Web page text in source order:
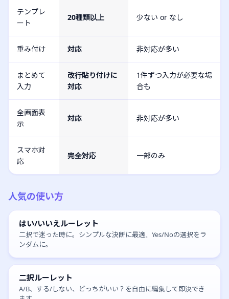
テンプレ
ート
20種類以上 少ない or なし
重み付け 対応 非対応が多い
まとめて
入力
改行貼り付けに
対応
1件ずつ入力が必要な場
合も
全画面表
示
対応 非対応が多い
スマホ対
応
完全対応 一部のみ
人気の使い方
はい/いいえルーレット
二択で迷った時に。シンプルな決断に最適。Yes/Noの選択をラ
ンダムに。
二択ルーレット
A/B、する/しない、どっちがいい？を自由に編集して即決でき